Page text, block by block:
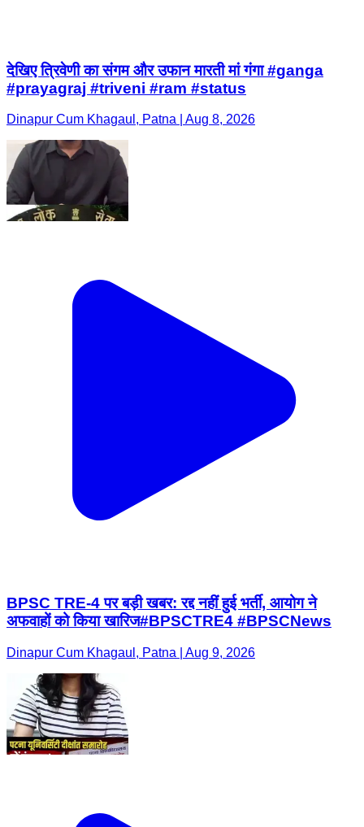
देखिए त्रिवेणी का संगम और उफान मारती मां गंगा #ganga
#prayagraj #triveni #ram #status
Dinapur Cum Khagaul, Patna | Aug 8, 2026
BPSC TRE-4 पर बड़ी खबर: रद्द नहीं हुई भर्ती, आयोग ने
अफवाहों को किया खारिज#BPSCTRE4 #BPSCNews
Dinapur Cum Khagaul, Patna | Aug 9, 2026